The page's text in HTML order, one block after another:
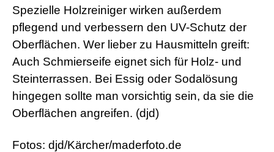
Spezielle Holzreiniger wirken außerdem
pflegend und verbessern den UV-Schutz der
Oberflächen. Wer lieber zu Hausmitteln greift:
Auch Schmierseife eignet sich für Holz- und
Steinterrassen. Bei Essig oder Sodalösung
hingegen sollte man vorsichtig sein, da sie die
Oberflächen angreifen. (djd)
Fotos: djd/Kärcher/maderfoto.de